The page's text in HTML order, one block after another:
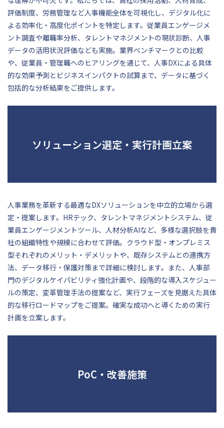
評価制度、労務管理など人事機能全体を可視化し、デジタル化に
よる効率化・高度化ポイントを特定します。従業員エンゲージメ
ント調査や離職率分析、タレントマネジメントの現状診断、人事
データの活用状況評価なども実施。業界ベンチマークとの比較
や、従業員・管理職へのヒアリングを通じて、人事DXによる具体
的な効果予測とビジネスインパクトの試算まで、データに基づく
包括的な分析結果をご提供します。
ソリューション選定・実行計画立案
人事業務を革新する最適なDXソリューションを中立的立場から選
定・提案します。HRテック、タレントマネジメントシステム、従
業員エンゲージメントツール、人材分析AIなど、多様な選択肢を貴
社の組織特性や規模に合わせて評価。クラウド型・オンプレミス
型それぞれのメリット・デメリットや、既存システムとの連携方
法、データ移行・保護対策まで詳細に検討します。また、人事部
門のデジタルケイパビリティ強化計画や、段階的な導入スケジュー
ルの策定、変革管理手法の提案など、実行フェーズを見据えた具体
的な移行ロードマップをご提案。確実な成功へと導くための実行
計画を立案します。
PoC・改善施策